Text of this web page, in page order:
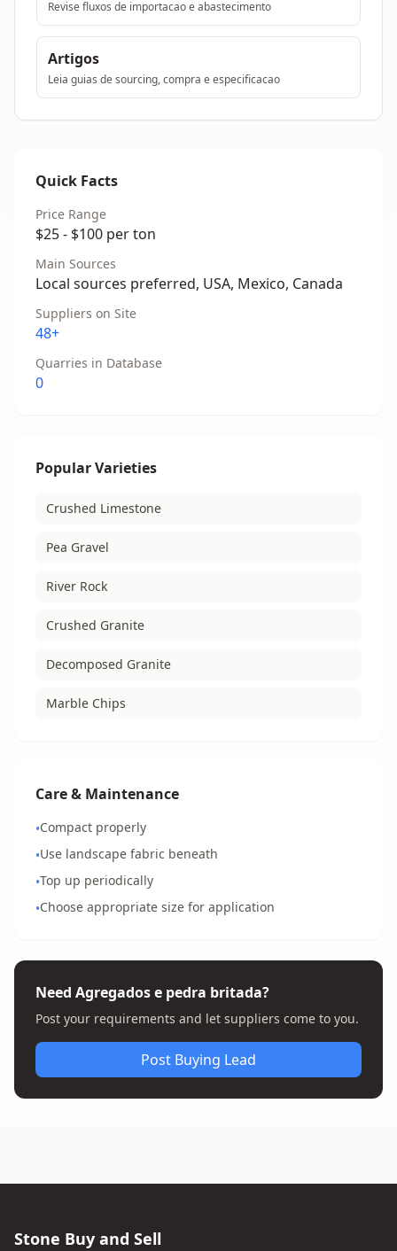
Revise fluxos de importacao e abastecimento
Artigos
Leia guias de sourcing, compra e especificacao
Quick Facts
Price Range
$25 - $100 per ton
Main Sources
Local sources preferred, USA, Mexico, Canada
Suppliers on Site
48+
Quarries in Database
0
Popular Varieties
Crushed Limestone
Pea Gravel
River Rock
Crushed Granite
Decomposed Granite
Marble Chips
Care & Maintenance
•Compact properly
•Use landscape fabric beneath
•Top up periodically
•Choose appropriate size for application
Need Agregados e pedra britada?
Post your requirements and let suppliers come to you.
Post Buying Lead
Stone Buy and Sell